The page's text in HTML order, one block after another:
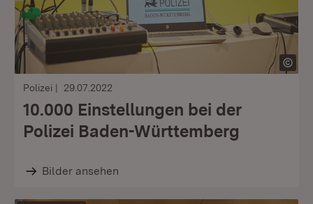
Polizei 29.07.2022
10.000 Einstellungen bei der
Polizei Baden-Württemberg
Bilder ansehen